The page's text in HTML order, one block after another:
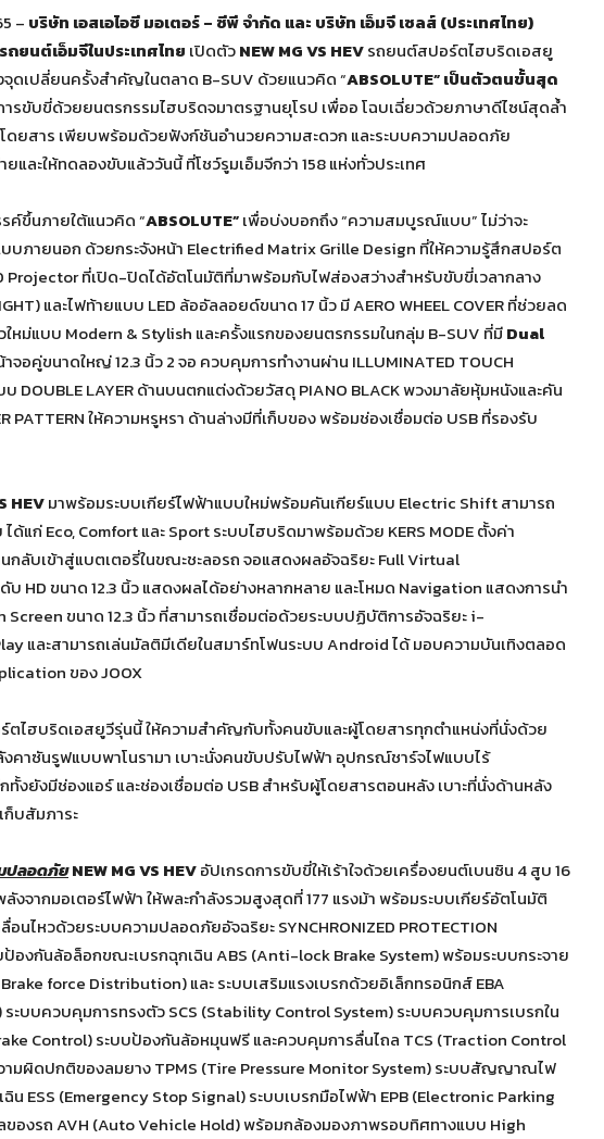
– บริษัท เอสเอไอซี มอเตอร์ – ซีพี จำกัด และ บริษัท เอ็มจี เซลส์ (ประเทศไทย)
ยนต์เอ็มจีในประเทศไทย เปิดตัวNEW MG VS HEVรถยนต์สปอร์ตไฮบริดเอสยู
จุดเปลี่ยนครั้งสำคัญในตลาด B-SUV ด้วยแนวคิด “ABSOLUTE” เป็นตัวตนขั้นสุด
รขับขี่ด้วยยนตรกรรมไฮบริดจมาตรฐานยุโรป เพื่ออ โฉบเฉี่ยวด้วยภาษาดีไซน์สุดล้ำ
ดยสาร เพียบพร้อมด้วยฟังก์ชันอำนวยความสะดวก และระบบความปลอดภัย
และให้ทดลองขับแล้ววันนี้ ที่โชว์รูมเอ็มจีกว่า 158 แห่งทั่วประเทศ
ค์ขึ้นภายใต้แนวคิด “ABSOLUTE”เพื่อบ่งบอกถึง “ความสมบูรณ์แบบ” ไม่ว่าจะ
บภายนอก ด้วยกระจังหน้า Electrified Matrix Grille Design ที่ให้ความรู้สึกสปอร์ต
Projector ที่เปิด-ปิดได้อัตโนมัติที่มาพร้อมกับไฟส่องสว่างสำหรับขับขี่เวลากลาง
และไฟท้ายแบบ LED ล้ออัลลอยด์ขนาด 17 นิ้ว มี AERO WHEEL COVER ที่ช่วยลด
หม่แบบ Modern & Stylish และครั้งแรกของยนตรกรรมในกลุ่ม B-SUV ที่มีDual
าจอคู่ขนาดใหญ่ 12.3 นิ้ว 2 จอ ควบคุมการทำงานผ่าน ILLUMINATED TOUCH
บ DOUBLE LAYER ด้านบนตกแต่งด้วยวัสดุ PIANO BLACK พวงมาลัยหุ้มหนังและคัน
PATTERN ให้ความหรูหรา ด้านล่างมีที่เก็บของ พร้อมช่องเชื่อมต่อ USB ที่รองรับ
HEVมาพร้อมระบบเกียร์ไฟฟ้าแบบใหม่พร้อมคันเกียร์แบบ Electric Shift สามารถ
ด้แก่ Eco, Comfort และ Sport ระบบไฮบริดมาพร้อมด้วย KERS MODE ตั้งค่า
กลับเข้าสู่แบตเตอรี่ในขณะชะลอรถ จอแสดงผลอัจฉริยะ Full Virtual
HD ขนาด 12.3 นิ้ว แสดงผลได้อย่างหลากหลาย และโหมด Navigation แสดงการนำ
ขนาด 12.3 นิ้ว ที่สามารถเชื่อมต่อด้วยระบบปฏิบัติการอัจฉริยะ i-
และสามารถเล่นมัลติมีเดียในสมาร์ทโฟนระบบ Android ได้ มอบความบันเทิงตลอด
ของ JOOX
ไฮบริดเอสยูวีรุ่นนี้ ให้ความสำคัญกับทั้งคนขับและผู้โดยสารทุกตำแหน่งที่นั่งด้วย
งคาซันรูฟแบบพาโนรามา เบาะนั่งคนขับปรับไฟฟ้า อุปกรณ์ชาร์จไฟแบบไร้
งยังมีช่องแอร์ และช่องเชื่อมต่อ USB สำหรับผู้โดยสารตอนหลัง เบาะที่นั่งด้านหลัง
บสัมภาระ
ปลอดภัยNEW MG VS HEVอัปเกรดการขับขี่ให้เร้าใจด้วยเครื่องยนต์เบนซิน 4 สูบ 16
งจากมอเตอร์ไฟฟ้า ให้พละกำลังรวมสูงสุดที่ 177 แรงม้า พร้อมระบบเกียร์อัตโนมัติ
อนไหวด้วยระบบความปลอดภัยอัจฉริยะ SYNCHRONIZED PROTECTION
บป้องกันล้อล็อกขณะเบรกฉุกเฉิน ABS (Anti-lock Brake System) พร้อมระบบกระจาย
force Distribution) และ ระบบเสริมแรงเบรกด้วยอิเล็กทรอนิกส์ EBA
ะบบควบคุมการทรงตัว SCS (Stability Control System) ระบบควบคุมการเบรกใน
Control) ระบบป้องกันล้อหมุนฟรี และควบคุมการลื่นไถล TCS (Traction Control
ามผิดปกติของลมยาง TPMS (Tire Pressure Monitor System) ระบบสัญญาณไฟ
ฉิน ESS (Emergency Stop Signal) ระบบเบรกมือไฟฟ้า EPB (Electronic Parking
ของรถ AVH (Auto Vehicle Hold) พร้อมกล้องมองภาพรอบทิศทางแบบ High